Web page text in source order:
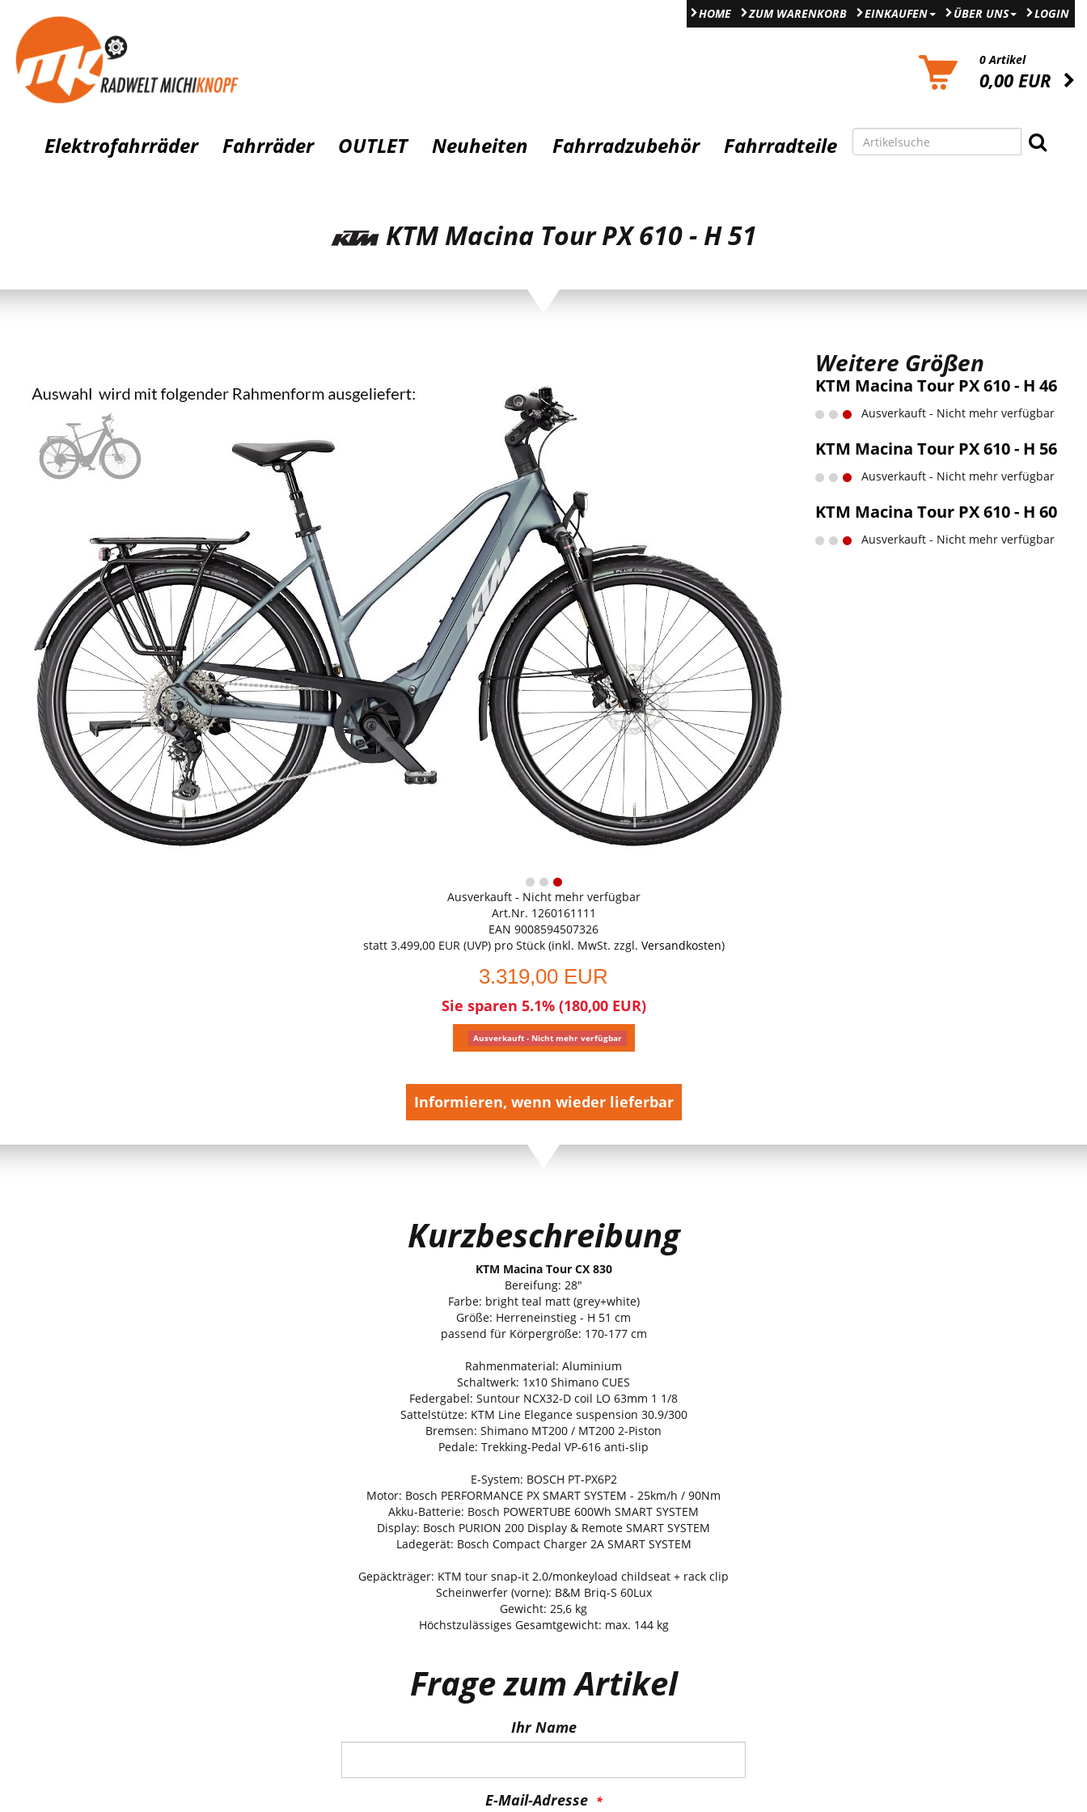
LOGIN
HOME ZUM WARENKORB EINKAUFEN ÜBER UNS
0 Artikel
0,00 EUR
Elektrofahrräder Fahrräder OUTLET Neuheiten Fahrradzubehör Fahrradteile
KTM Macina Tour PX 610 - H 51
Weitere Größen
KTM Macina Tour PX 610 - H 46
Ausverkauft - Nicht mehr verfügbar
KTM Macina Tour PX 610 - H 56
Ausverkauft - Nicht mehr verfügbar
KTM Macina Tour PX 610 - H 60
Ausverkauft - Nicht mehr verfügbar
Ausverkauft - Nicht mehr verfügbar
Art.Nr. 1260161111
EAN 9008594507326
statt 3.499,00 EUR(UVP) pro Stück (inkl. MwSt. zzgl. Versandkosten)
3.319,00 EUR
Sie sparen 5.1% (180,00 EUR)
Ausverkauft - Nicht mehr verfügbar
Informieren, wenn wieder lieferbar
Kurzbeschreibung
KTM Macina Tour CX 830
Bereifung: 28"
Farbe: bright teal matt (grey+white)
Größe: Herreneinstieg - H 51 cm
passend für Körpergröße: 170-177 cm
Rahmenmaterial: Aluminium
Schaltwerk: 1x10 Shimano CUES
Federgabel: Suntour NCX32-D coil LO 63mm 1 1/8
Sattelstütze: KTM Line Elegance suspension 30.9/300
Bremsen: Shimano MT200 / MT200 2-Piston
Pedale: Trekking-Pedal VP-616 anti-slip
E-System: BOSCH PT-PX6P2
Motor: Bosch PERFORMANCE PX SMART SYSTEM - 25km/h / 90Nm
Akku-Batterie: Bosch POWERTUBE 600Wh SMART SYSTEM
Display: Bosch PURION 200 Display & Remote SMART SYSTEM
Ladegerät: Bosch Compact Charger 2A SMART SYSTEM
Gepäckträger: KTM tour snap-it 2.0/monkeyload childseat + rack clip
Scheinwerfer (vorne): B&M Briq-S 60Lux
Gewicht: 25,6 kg
Höchstzulässiges Gesamtgewicht: max. 144 kg
Frage zum Artikel
Ihr Name
E-Mail-Adresse